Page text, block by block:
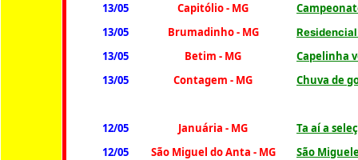
13/05
Capitólio- MG
13/05
Brumadinho- MG
13/05 Betim - MG
Capelinha
13/05
Contagem - MG Chuva de
12/05 Januária - MG
Ta aí a
12/05
São Miguel do Anta - MG São